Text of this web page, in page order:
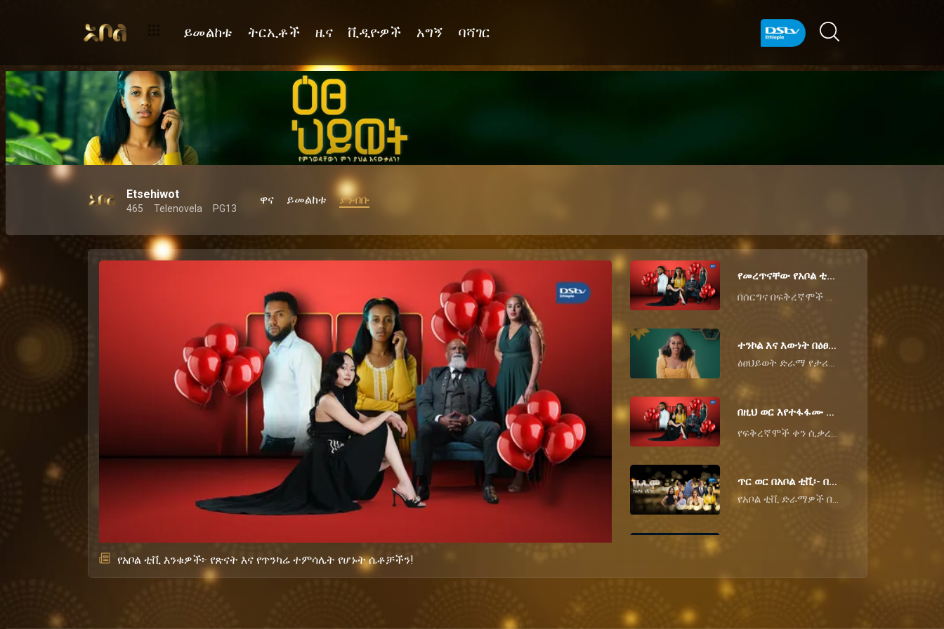
ይመልከቱ ትርኢቶች ዜና ቪዲዮዎች አግኝ ባሻገር
Etsehiwot
465 Telenovela PG13
ዋና ይመልከቱ ያንብቡ
የመረጥናቸው የአቦል ቲቪ ጥንዶች እንዴት እየሆኑ ነው?🤔❤️
በሰርግና በፍቅረኛሞች ቀን የታጀበው ወር ቢጠናቀቅም፣ በአቦል ቲቪ ድራማዎች ውስጥ ያሉ የፍቅር ታሪኮች ግን እየረገቡ ሳይሆን ይበልጥ እየጋሉ መጥተዋል። ባለፈው ሳምንት የተመለከትናቸው ጥንዶች አሁን ምን ደረጃ ላይ ይገኛሉ? የወሩን ማጠቃለያ እነሆ፦
ተንኮል እና እውነት በዕፀህይወት ድራማ !
ዕፀህይወት ድራማ የታሪክ እና የሃብት ፍላጎት በተንኮል ምህዋር !
በዚህ ወር እየተፋፋሙ ያሉ የአቦል ቲቪ የፍቅር ጓደኝነቶች❤️
የፍቅረኛሞች ቀን ሲቃረብ፣ በምንወዳቸው የአቦል ድራማዎች ውስጥ ያሉ ጥንዶች በፍቅር እና በፈተና መሃል ሆነው ልባችንን ሰርቀውታል። በዚህ ወር በአቦል ቲቪ እየተፏፏሙ ያሉ የፍቅር ግንጁነቶችን እነሆ:-
ጥር ወር በአቦል ቲቪ፡- በዚህ ወር ቲቪያችንን ያናወጡ 4 ክስተቶች!
የአቦል ቲቪ ድራማዎች በዚህ ወር የልብ ትርታን በሚጨምሩ ትዕይንቶች እና ባልተጠበቁ ሴራዎች ተሞልተው ሰንብተዋል። ከምስጢራዊ ፍጥጫዎች እስከ ደም አፋሳሽ ሽኩቻዎች፣ የጥር ወር አነጋጋሪ ክስተቶችን እነሆ፦
የአቦል ቲቪ እንቁዎች፦ የጽናት እና የጥንካሬ ተምሳሌት የሆኑት ሴቶቻችን!